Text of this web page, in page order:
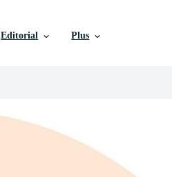
Editorial Plus